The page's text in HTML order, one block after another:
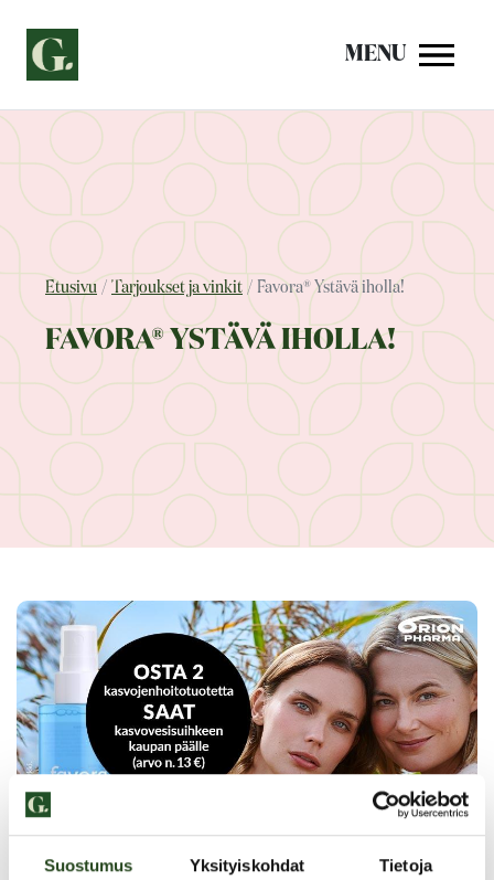
Suostumus Yksityiskohdat Tietoja
sisältöön
MENU
Etusivu Tarjoukset ja vinkit Favora® Ystävä iholla!
FAVORA® YSTÄVÄ IHOLLA!